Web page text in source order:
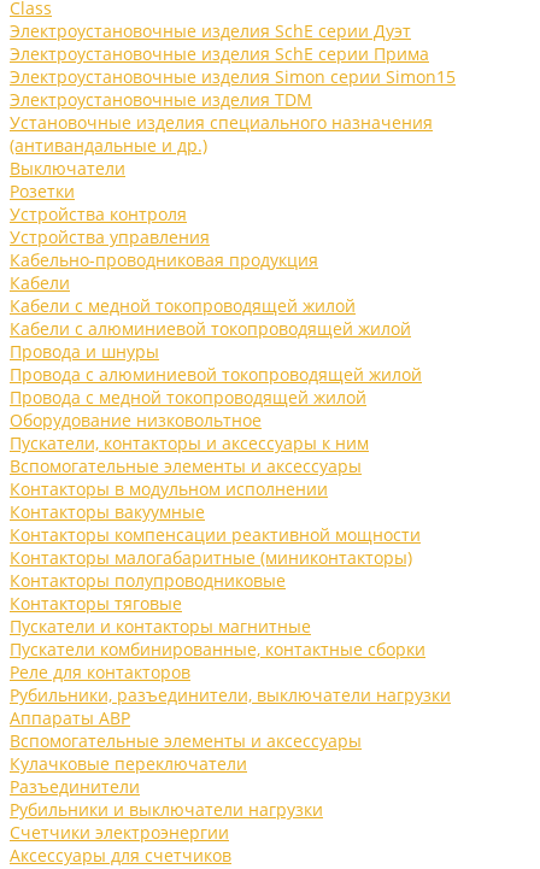
Class
Электроустановочные изделия SchE серии Дуэт
Электроустановочные изделия SchE серии Прима
Электроустановочные изделия Simon серии Simon15
Электроустановочные изделия TDM
Установочные изделия специального назначения
(антивандальные и др.)
Выключатели
Розетки
Устройства контроля
Устройства управления
Кабельно-проводниковая продукция
Кабели
Кабели с медной токопроводящей жилой
Кабели с алюминиевой токопроводящей жилой
Провода и шнуры
Провода с алюминиевой токопроводящей жилой
Провода с медной токопроводящей жилой
Оборудование низковольтное
Пускатели, контакторы и аксессуары к ним
Вспомогательные элементы и аксессуары
Контакторы в модульном исполнении
Контакторы вакуумные
Контакторы компенсации реактивной мощности
Контакторы малогабаритные (миниконтакторы)
Контакторы полупроводниковые
Контакторы тяговые
Пускатели и контакторы магнитные
Пускатели комбинированные, контактные сборки
Реле для контакторов
Рубильники, разъединители, выключатели нагрузки
Аппараты АВР
Вспомогательные элементы и аксессуары
Кулачковые переключатели
Разъединители
Рубильники и выключатели нагрузки
Счетчики электроэнергии
Аксессуары для счетчиков